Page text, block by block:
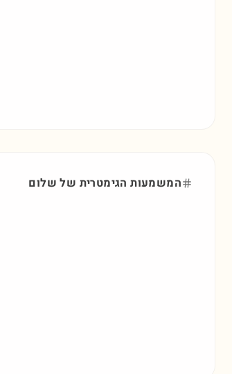
המשמעות הגימטרית של שלום